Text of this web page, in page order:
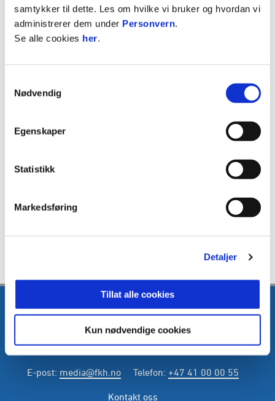
samtykker til dette. Les om hvilke vi bruker og hvordan vi
administrerer dem under Personvern.
Se alle cookies her.
Nødvendig
Egenskaper
Statistikk
Markedsføring
Detaljer
Tillat alle cookies
Kun nødvendige cookies
I samarbeid med Phonecases 3D har vi gleden av
å presentere mobildeksler med FK Haugesund
profil. Vi kan også tilby deksler som er 100
E-post: media@fkh.no Telefon: +47 41 00 00 55
Kontakt oss